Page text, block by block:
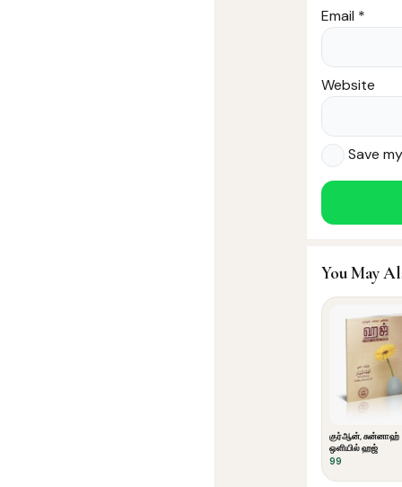
Email *
Website
Save
You May
குர்ஆன், சுன்னாஹ்
ஒளியில் ஹஜ்
99